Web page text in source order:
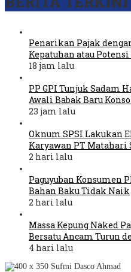
Penarikan Pajak
Kepatuhan atau
18 jam lalu
PP GPI Tunjuk Sadam
Awali Babak Baru
23 jam lalu
Oknum SPSI Lakukan
Karyawan PT Matahari
2 hari lalu
Paguyuban Konsumen
Bahan Baku Tidak Naik
2 hari lalu
Massa Kepung Naked
Bersatu Ancam Turun
4 hari lalu